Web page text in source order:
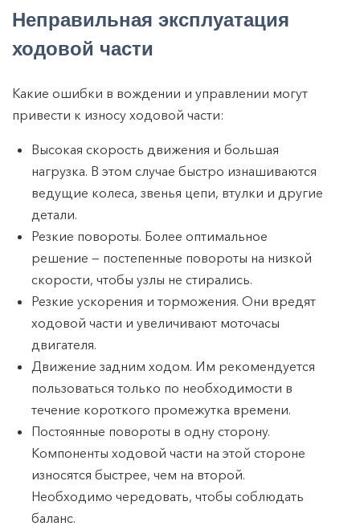
Неправильная эксплуатация
ходовой части
Какие ошибки в вождении и управлении могут
привести к износу ходовой части:
Высокая скорость движения и большая
нагрузка. В этом случае быстро изнашиваются
ведущие колеса, звенья цепи, втулки и другие
детали.
Резкие повороты. Более оптимальное
решение — постепенные повороты на низкой
скорости, чтобы узлы не стирались.
Резкие ускорения и торможения. Они вредят
ходовой части и увеличивают моточасы
двигателя.
Движение задним ходом. Им рекомендуется
пользоваться только по необходимости в
течение короткого промежутка времени.
Постоянные повороты в одну сторону.
Компоненты ходовой части на этой стороне
износятся быстрее, чем на второй.
Необходимо чередовать, чтобы соблюдать
баланс.